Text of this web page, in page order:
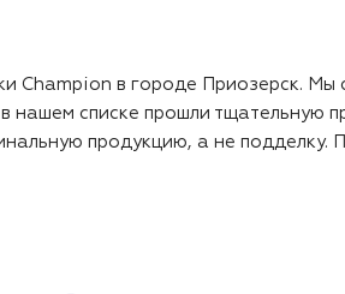
в городе Приозерск. Мы
списке прошли тщательную
продукцию, а не подделку.